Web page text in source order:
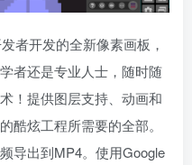
者开发的全新像素画板，
者还是专业人士，随时随
！提供图层支持、动画和
炫工程所需要的全部。
导出到MP4。使用Google